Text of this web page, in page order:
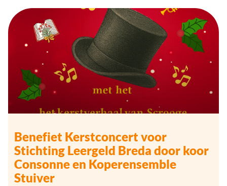
Benefiet Kerstconcert voor
Stichting Leergeld Breda door koor
Consonne en Koperensemble
Stuiver